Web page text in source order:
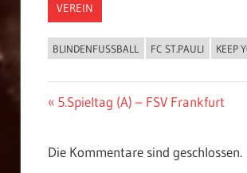
VEREIN
BLINDENFUSSBALL FC ST.PAULI KEEP
Beitragsnavigation
Vorheriger
5.Spieltag (A) – FSV Frankfurt
Die Kommentare sind geschlossen.